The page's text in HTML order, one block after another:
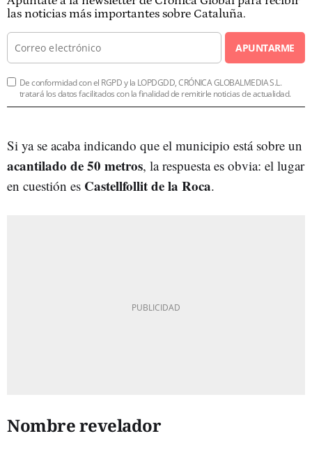
las noticias más importantes sobre Cataluña.
APUNTARME
De conformidad con el RGPD y la LOPDGDD, CRÓNICA GLOBALMEDIA S.L.
tratará los datos facilitados con la finalidad de remitirle noticias de actualidad.
Si ya se acaba indicando que el municipio está sobre un
acantilado de 50 metros, la respuesta es obvia: el lugar
en cuestión es Castellfollit de la Roca.
Nombre revelador